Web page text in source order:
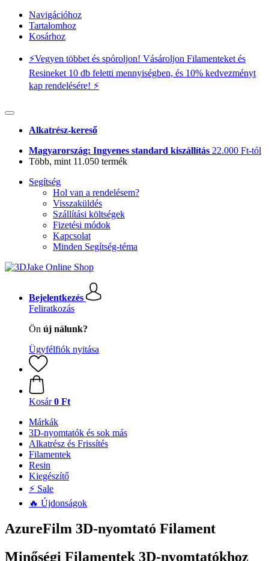
Navigációhoz
Tartalomhoz
Kosárhoz
⚡️Vegyen többet és spóroljon! Vásároljon Filamenteket és
Resineket 10 db feletti mennyiségben, és 10% kedvezményt
kap rendelésére! ⚡️
Alkatrész-kereső
Magyarország: Ingyenes standard kiszállítás 22.000 Ft-tól
Több, mint 11.050 termék
Segítség
Hol van a rendelésem?
Visszaküldés
Szállítási költségek
Fizetési módok
Kapcsolat
Minden Segítség-téma
Bejelentkezés
Feliratkozás
Ön új nálunk?
Ügyfélfiók nyitása
Kosár 0 Ft
Márkák
3D-nyomtatók és sok más
Alkatrész és Frissítés
Filamentek
Resin
Kiegészítő
⚡ Sale
🔥 Újdonságok
AzureFilm 3D-nyomtató Filament
Minőségi Filamentek 3D-nyomtatókhoz